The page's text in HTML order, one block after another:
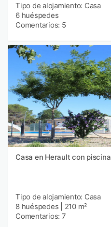
Tipo de alojamiento: Casa
6 huéspedes
Comentarios: 5
Casa en Herault con piscina
Tipo de alojamiento: Casa
8 huéspedes
210 m²
Comentarios: 7